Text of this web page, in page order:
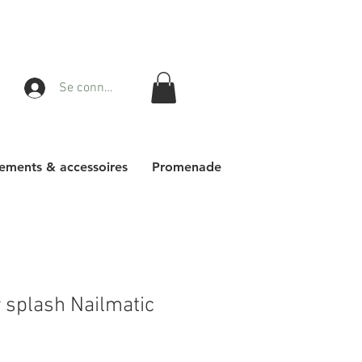
Se connecter
& accessoires Promenade
splash Nailmatic